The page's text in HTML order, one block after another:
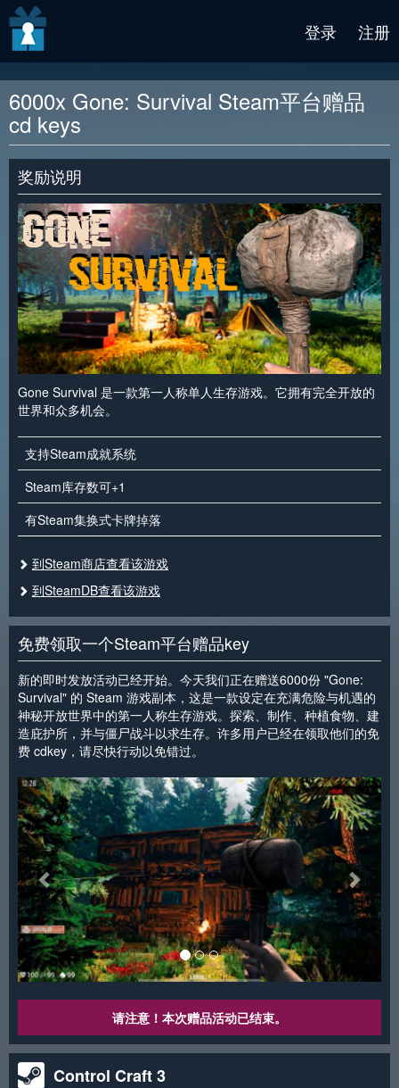
登录 注册
6000x Gone: Survival Steam平台赠品
cd keys
奖励说明
Gone Survival 是一款第一人称单人生存游戏。它拥有完全开放的
世界和众多机会。
支持Steam成就系统
Steam库存数可+1
有Steam集换式卡牌掉落
到Steam商店查看该游戏
到SteamDB查看该游戏
免费领取一个Steam平台赠品key
新的即时发放活动已经开始。今天我们正在赠送6000份 "Gone:
Survival" 的 Steam 游戏副本，这是一款设定在充满危险与机遇的
神秘开放世界中的第一人称生存游戏。探索、制作、种植食物、建
造庇护所，并与僵尸战斗以求生存。许多用户已经在领取他们的免
费 cdkey，请尽快行动以免错过。
< >
请注意！本次赠品活动已结束。
Control Craft 3